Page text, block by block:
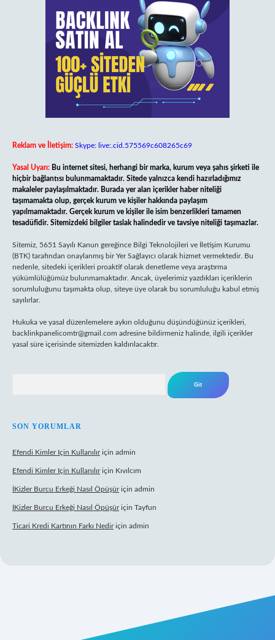
Reklam ve İletişim: Skype: live:.cid.575569c608265c69
Yasal Uyarı: Bu internet sitesi, herhangi bir marka, kurum veya şahıs şirketi ile
hiçbir bağlantısı bulunmamaktadır. Sitede yalnızca kendi hazırladığımız
makaleler paylaşılmaktadır. Burada yer alan içerikler haber niteliği
taşımamakta olup, gerçek kurum ve kişiler hakkında paylaşım
yapılmamaktadır. Gerçek kurum ve kişiler ile isim benzerlikleri tamamen
tesadüfidir. Sitemizdeki bilgiler taslak halindedir ve tavsiye niteliği taşımazlar.
Sitemiz, 5651 Sayılı Kanun gereğince Bilgi Teknolojileri ve İletişim Kurumu
(BTK) tarafından onaylanmış bir Yer Sağlayıcı olarak hizmet vermektedir. Bu
nedenle, sitedeki içerikleri proaktif olarak denetleme veya araştırma
yükümlülüğümüz bulunmamaktadır. Ancak, üyelerimiz yazdıkları içeriklerin
sorumluluğunu taşımakta olup, siteye üye olarak bu sorumluluğu kabul etmiş
sayılırlar.
Hukuka ve yasal düzenlemelere aykırı olduğunu düşündüğünüz içerikleri,
backlinkpanelicomtr@gmail.com adresine bildirmeniz halinde, ilgili içerikler
yasal süre içerisinde sitemizden kaldırılacaktır.
SON YORUMLAR
Efendi Kimler Için Kullanılıriçin admin
Efendi Kimler Için Kullanılıriçin Kıvılcım
İKizler Burcu Erkeği Nasıl Öpüşüriçin admin
İKizler Burcu Erkeği Nasıl Öpüşüriçin Tayfun
Ticari Kredi Kartının Farkı Nediriçin admin